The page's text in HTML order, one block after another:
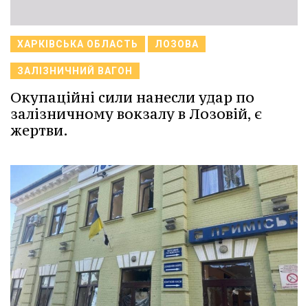
ХАРКІВСЬКА ОБЛАСТЬ ЛОЗОВА
ЗАЛІЗНИЧНИЙ ВАГОН
Окупаційні сили нанесли удар по
залізничному вокзалу в Лозовій, є
жертви.